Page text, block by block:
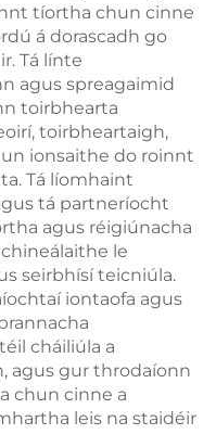
tíortha chun cinne
á dorascadh go
Tá línte
agus spreagaimid
toirbhearta
toirbheartaigh,
ionsaithe do roinnt
Tá líomhaint
tá partneríocht
agus réigiúnacha
le
seirbhísí teicniúla.
iontaofa agus
cháiliúla a
agus gur throdaíonn
chun cinne a
leis na staidéir